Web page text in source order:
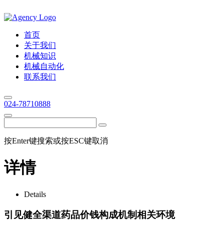
首页
关于我们
机械知识
机械自动化
联系我们
024-78710888
按Enter键搜索或按ESC键取消
详情
Details
引见健全渠道药品价钱构成机制相关环境